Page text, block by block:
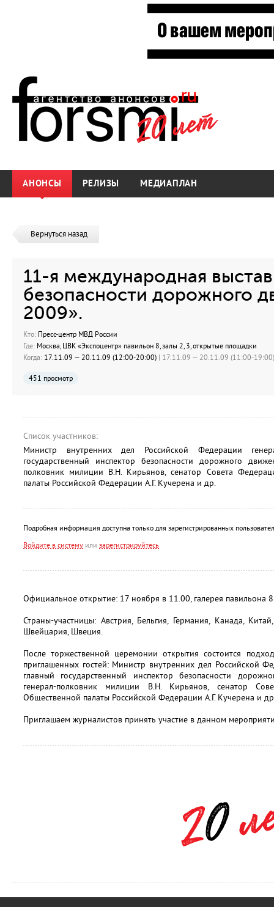
АНОНСЫ РЕЛИЗЫ МЕДИАПЛАН
Вернуться назад
11-я международная
безопасности дорожного
2009».
Кто: Пресс-центр МВД России
Где: Москва, ЦВК «Экспоцентр» павильон 8, залы 2, 3, открытые площадки
Когда: 17.11.09 — 20.11.09 (12:00-20:00) | 17.11.09 — 20.11.09 (11:00-
451 просмотр
Список участников:
Министр внутренних дел Российской Федерации
государственный инспектор безопасности дорожного
полковник милиции В.Н. Кирьянов, сенатор Совета
палаты Российской Федерации А.Г. Кучерена и др.
Подробная информация доступна только для зарегистрированных
Войдите в систему или зарегистрируйтесь
Официальное открытие: 17 ноября в 11.00, галерея павильона
Страны-участницы: Австрия, Бельгия, Германия, Канада,
Швейцария, Швеция.
После торжественной церемонии открытия состоится
приглашенных гостей: Министр внутренних дел Российской
главный государственный инспектор безопасности
генерал-полковник милиции В.Н. Кирьянов, сенатор
Общественной палаты Российской Федерации А.Г. Кучерена и
Приглашаем журналистов принять участие в данном